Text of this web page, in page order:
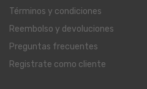
Términos y condiciones
Reembolso y devoluciones
Preguntas frecuentes
Registrate como cliente